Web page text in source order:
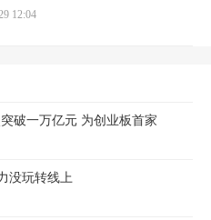
12:04
破一万亿元 为创业板首家
没玩转线上